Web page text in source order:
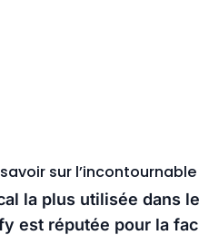
sur
la plus utilisée dans
est réputée pour la